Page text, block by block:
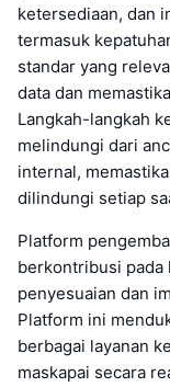
ketersediaan, dan
termasuk
standar yang
data dan
Langkah-langkah
melindungi dari
internal,
dilindungi setiap
Platform
berkontribusi pada
penyesuaian dan
Platform ini
berbagai layanan
maskapai secara